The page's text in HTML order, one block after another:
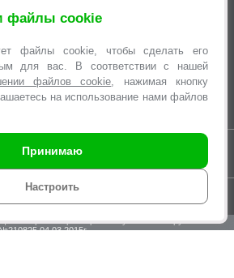
файлы cookie
файлы cookie, чтобы сделать его
для вас. В соответствии с нашей
файлов cookie, нажимая кнопку
на использование нами файлов
Настроить
Принимаю
ЭЛЕКТРОСИЛА», интернет-магазин SILA.BY,
и Ко». Зарегистрировано Минским
04.03.2015г.